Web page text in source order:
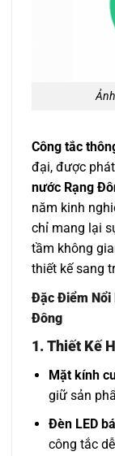
Công tắc
đại, được
nước Rạng
năm kinh
chỉ mang lại
tầm không
thiết kế sang
Đặc Điểm Nổi
Đông
1.Thiết Kế
Mặt kính
giữ sản
Đèn LED
công tắc